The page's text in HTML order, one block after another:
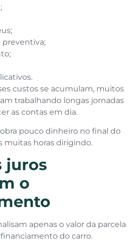
preventiva;
custos se acumulam, muitos
trabalhando longas jornadas
as contas em dia.
pouco dinheiro no final do
muitas horas dirigindo.
juros
o
apenas o valor da parcela
do carro.